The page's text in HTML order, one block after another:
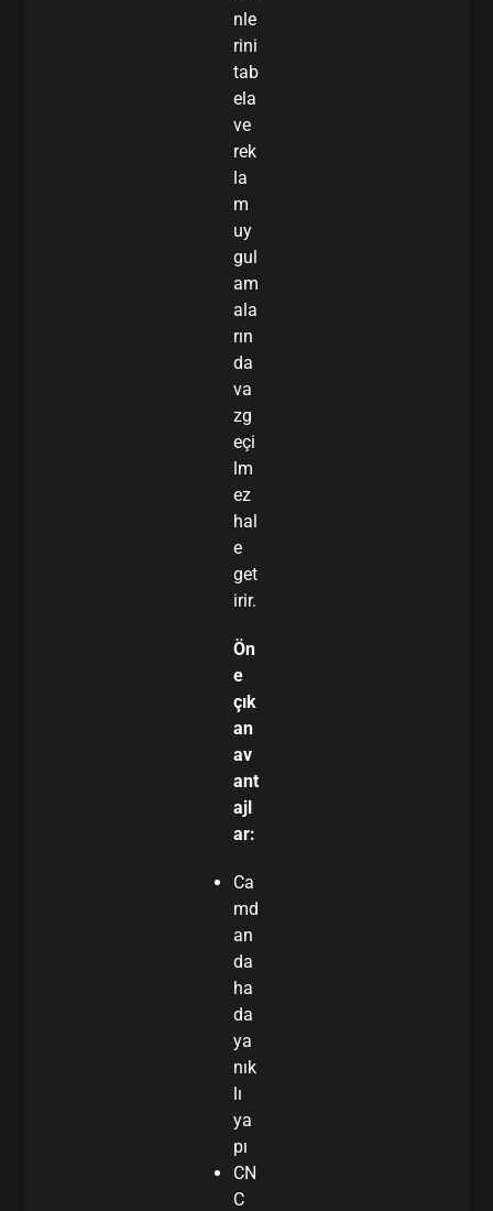
nle
rini
tab
ela
ve
rek
la
m
uy
gul
am
ala
rın
da
va
zg
eçi
lm
ez
hal
e
get
irir.
Ön
e
çık
an
av
ant
ajl
ar:
Ca
md
an
da
ha
da
ya
nık
lı
ya
pı
CN
C